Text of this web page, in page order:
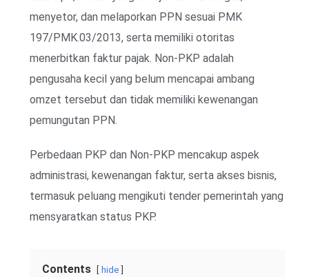
menyetor, dan melaporkan PPN sesuai PMK
197/PMK.03/2013, serta memiliki otoritas
menerbitkan faktur pajak. Non-PKP adalah
pengusaha kecil yang belum mencapai ambang
omzet tersebut dan tidak memiliki kewenangan
pemungutan PPN.
Perbedaan PKP dan Non-PKP mencakup aspek
administrasi, kewenangan faktur, serta akses bisnis,
termasuk peluang mengikuti tender pemerintah yang
mensyaratkan status PKP.
Contents hide